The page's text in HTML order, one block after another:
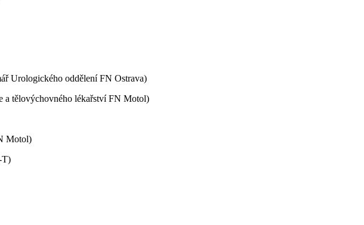
Urologického oddělení FN Ostrava)
a tělovýchovného lékařství FN Motol)
Motol)
T)